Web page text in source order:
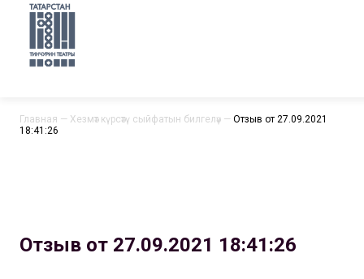
Главная — Хезмәт күрсәтү сыйфатын билгеләү — Отзыв от 27.09.2021
18:41:26
Отзыв от 27.09.2021 18:41:26